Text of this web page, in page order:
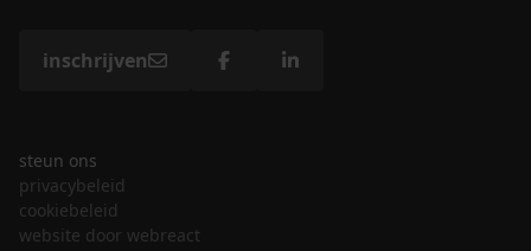
inschrijven
steun ons
privacybeleid
cookiebeleid
website door webreact